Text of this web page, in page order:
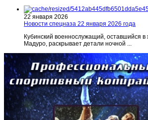
22 января 2026
Новости спецназа 22 января 2026 года
Кубинский военнослужащий, оставшийся
Мадуро, раскрывает детали ночной ...